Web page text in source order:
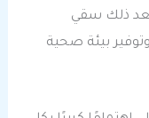
ذلك سقي
بيئة صحية